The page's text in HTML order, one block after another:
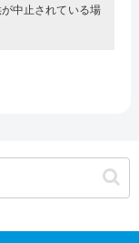
中止されている場